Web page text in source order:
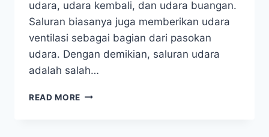
udara, udara kembali, dan udara buangan.
Saluran biasanya juga memberikan udara
ventilasi sebagai bagian dari pasokan
udara. Dengan demikian, saluran udara
adalah salah…
READ MORE